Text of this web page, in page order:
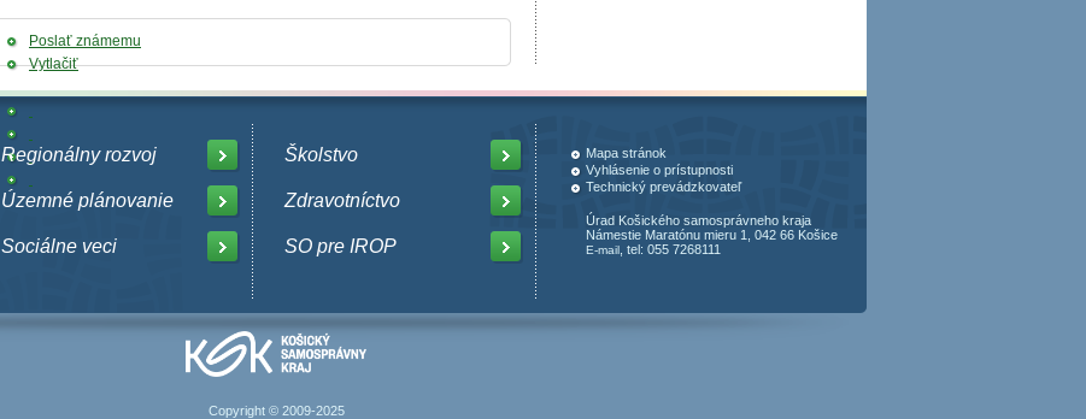
Poslať známemu
Vytlačiť
Regionálny rozvoj
Územné plánovanie
Sociálne veci
Školstvo
Zdravotníctvo
SO pre IROP
Mapa stránok
Vyhlásenie o prístupnosti
Technický prevádzkovateľ
Úrad Košického samosprávneho kraja
Námestie Maratónu mieru 1, 042 66 Košice
E-mail , tel: 055 7268111
Copyright © 2009-2025